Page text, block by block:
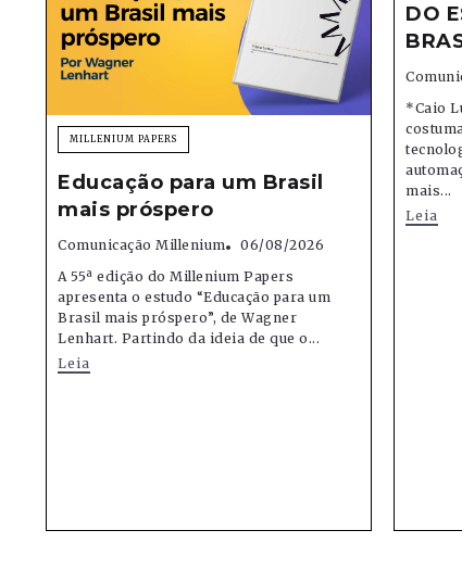
MILLENIUM PAPERS
Educação para um Brasil
mais próspero
Comunicação Millenium
06/08/2026
A 55ª edição do Millenium Papers
apresenta o estudo “Educação para um
Brasil mais próspero”, de Wagner
Lenhart. Partindo da ideia de que o...
Leia
DO
*Caio
mais...
Leia